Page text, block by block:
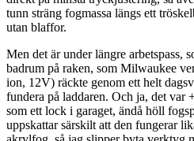
tunn sträng fogmassa längs ett
utan blaffor.
Men det är under längre arbetspass,
badrum på raken, som Milwaukee
ion, 12V) räckte genom ett helt
fundera på laddaren. Och ja, det var
som ett lock i garaget, ändå höll
uppskattar särskilt att den fungerar